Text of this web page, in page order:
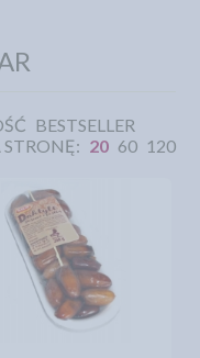
BESTSELLER
STRONĘ: 20 60 120